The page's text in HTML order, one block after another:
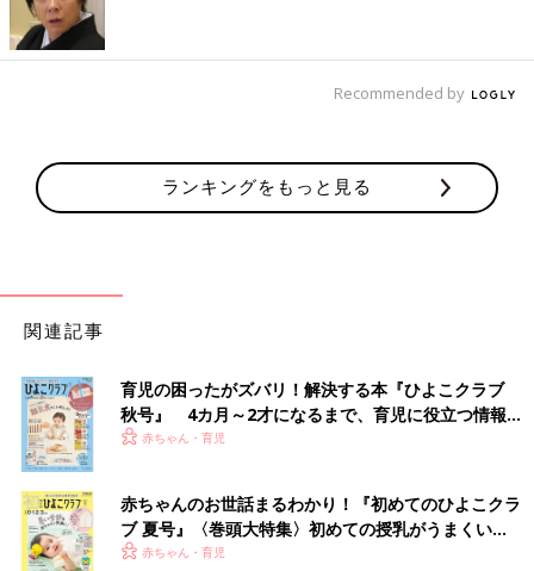
「小学生の時には『りぼん』の全員プレゼントが毎回大人気でし
たね。しかも購入方法が『切手』で。今では考えられないですよ
「大映テレビよく見ました。松村雄基さんが大好きでした。スク
かる人にはわかるこの週3の番組省略名」
「スター！水着だらけの運動会、ってなタイトルの番組ありまし
たよね。
おっぱいポロリとかいつも新聞に書かれてて、えー？誰のおっぱ
いがー!?っていつもハラハラして見てました」
Recommended by
ランキングをもっと見る
関連記事
育児の困ったがズバリ！解決する本『ひよこクラブ
秋号』 4カ月～2才になるまで、育児に役立つ情報が
いっぱい！
赤ちゃん・育児
赤ちゃんのお世話まるわかり！『初めてのひよこクラ
ブ 夏号』〈巻頭大特集〉初めての授乳がうまくい
く！ おっぱい・ミルクの基本と夏のトラブル 解決テ
赤ちゃん・育児